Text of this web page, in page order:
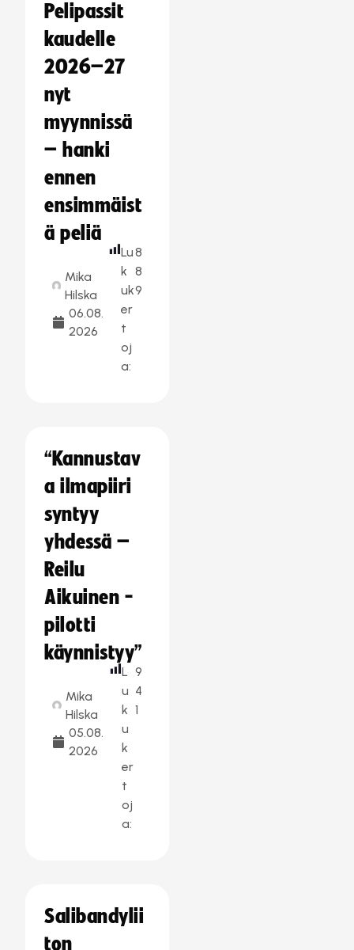
Pelipassit
kaudelle
2026–27
nyt
myynnissä
– hanki
ennen
ensimmäist
ä peliä
Mika
Hilska
06.08.
2026
Lu
k
uk
er
t
oj
a:
8
8
9
“Kannustav
a ilmapiiri
syntyy
yhdessä –
Reilu
Aikuinen -
pilotti
käynnistyy”
Mika
Hilska
05.08.
2026
L
u
k
u
k
er
t
oj
a:
9
4
1
Salibandylii
ton